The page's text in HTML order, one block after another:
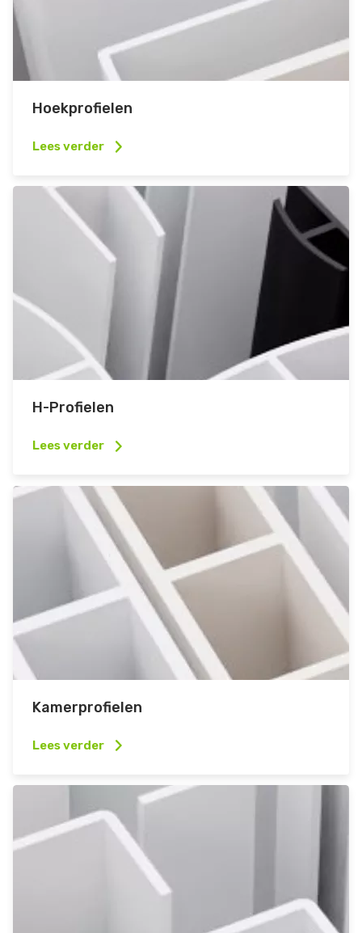
Hoekprofielen
Lees verder
H-Profielen
Lees verder
Kamerprofielen
Lees verder